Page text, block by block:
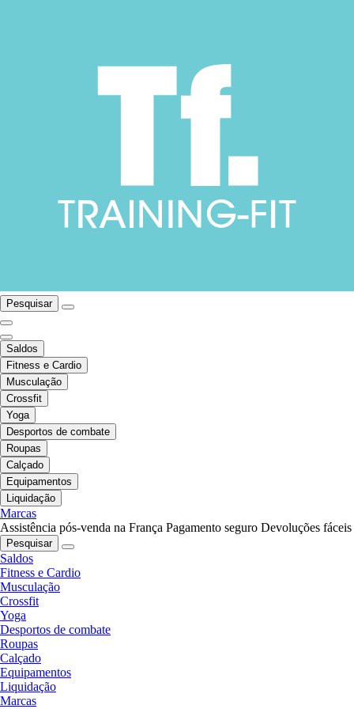
Pesquisar
Saldos
Fitness e Cardio
Musculação
Crossfit
Yoga
Desportos de combate
Roupas
Calçado
Equipamentos
Liquidação
Marcas
Assistência pós-venda na França Pagamento seguro Devoluções fáceis
Pesquisar
Saldos
Fitness e Cardio
Musculação
Crossfit
Yoga
Desportos de combate
Roupas
Calçado
Equipamentos
Liquidação
Marcas